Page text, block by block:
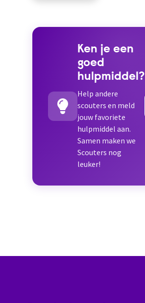
Ken je een
goed
hulpmiddel?
Help andere
scouters en meld
jouw favoriete
hulpmiddel aan.
Samen maken we
Scouters nog
leuker!